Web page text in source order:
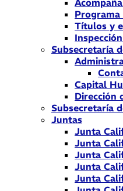
Programa
Títulos y
Subsecretaría
Capital
Dirección
Subsecretaría
Juntas
Junta
Junta
Junta
Junta
Junta